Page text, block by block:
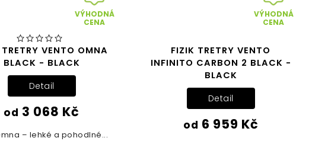
VÝHODNÁ
CENA
VENTO OMNA
BLACK - BLACK
od 3 068 Kč
Detail
– lehké a pohodlné...
VÝHODNÁ
CENA
FIZIK TRETRY VENTO
INFINITO CARBON 2 BLACK -
BLACK
od 6 959 Kč
Detail